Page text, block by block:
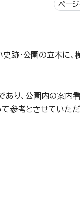
ペー
跡・公園の立木に
り、公園内の案内
参考とさせていただ